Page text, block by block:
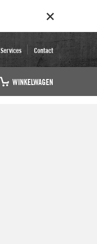
Services Contact
WINKELWAGEN